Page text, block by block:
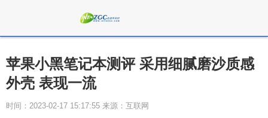
苹果小黑笔记本测评 采用细腻磨沙质感
外壳 表现一流
时间：2023-02-17 15:17:55 来源：互联网